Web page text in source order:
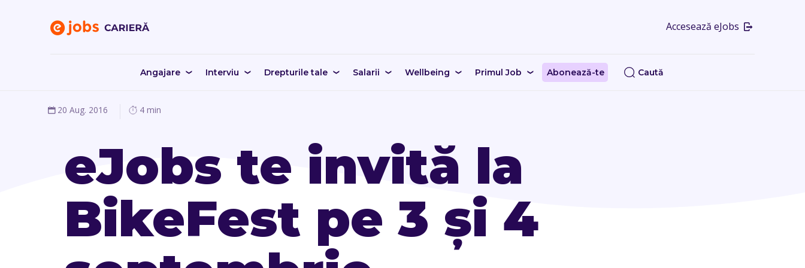
Accesează eJobs
Angajare Interviu Drepturile tale Salarii Wellbeing Primul Job Abonează-te Caută
20 Aug. 2016 4 min
eJobs te invită la
BikeFest pe 3 și 4